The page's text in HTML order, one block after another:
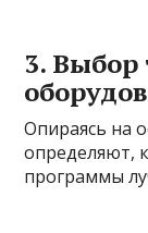
3. Выбор
Опираясь на
определяют,
программы